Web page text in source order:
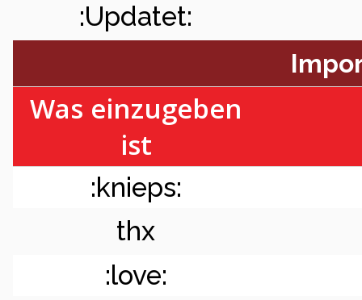
:Updatet:
Was einzugeben
ist
:knieps:
thx
:love: